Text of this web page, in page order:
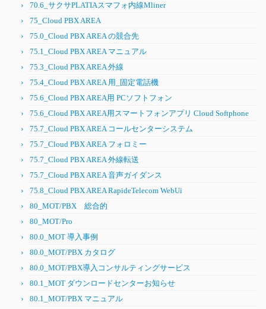
70.6_サクサPLATIAスマフォ内線Mliner
75_Cloud PBX AREA
75.0_Cloud PBX AREA の競合先
75.1_Cloud PBX AREA マニュアル
75.3_Cloud PBX AREA 外線
75.4_Cloud PBX AREA 用_固定電話機
75.6_Cloud PBX AREA用 PCソフトフォン
75.6_Cloud PBX AREA用スマートフォンアプリ Cloud Softphone
75.7_Cloud PBX AREA コールセンターシステム
75.7_Cloud PBX AREA フォロミー
75.7_Cloud PBX AREA 外線転送
75.7_Cloud PBX AREA 音声ガイダンス
75.8_Cloud PBX AREA RapideTelecom WebUi
80_MOT/PBX 総合的
80_MOT/Pro
80.0_MOT 導入事例
80.0_MOT/PBX カタログ
80.0_MOT/PBX導入コンサルティングサービス
80.1_MOT ダウンロードセンターお知らせ
80.1_MOT/PBX マニュアル